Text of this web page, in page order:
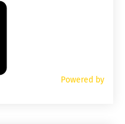
Powered by